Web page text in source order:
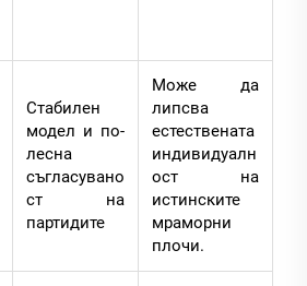
Стабилен
модел и по-
лесна
съгласувано
ст на
партидите
Може да
липсва
естествената
индивидуалн
ост на
истинските
мраморни
плочи.